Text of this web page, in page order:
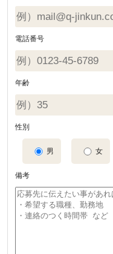
電話番号
年齢
性別
男 女
備考